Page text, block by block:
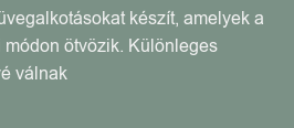
készít, amelyek a
ötvözik. Különleges
válnak